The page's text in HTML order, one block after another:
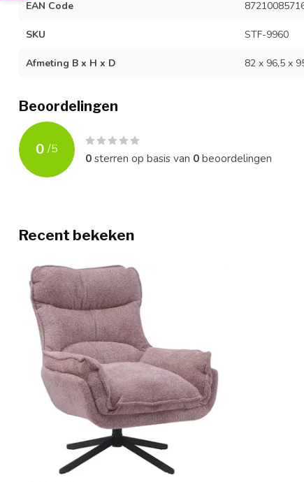
EAN Code
SKU STF-9960
Afmeting B x H x D 82 x 96,5 x
Beoordelingen
0 /5
0sterren op basis van 0beoordelingen
Recent bekeken